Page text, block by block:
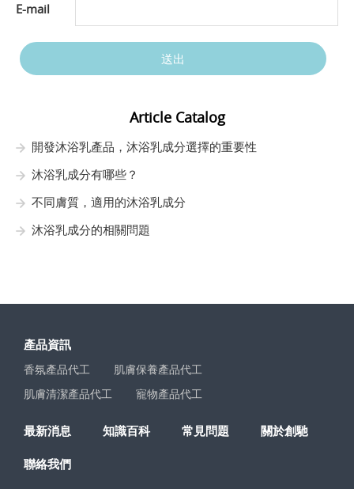
E-mail
送出
Article Catalog
開發沐浴乳產品，沐浴乳成分選擇的重要性
沐浴乳成分有哪些？
不同膚質，適用的沐浴乳成分
沐浴乳成分的相關問題
產品資訊
香氛產品代工
肌膚保養產品代工
肌膚清潔產品代工
寵物產品代工
最新消息 知識百科 常見問題 關於創馳
聯絡我們